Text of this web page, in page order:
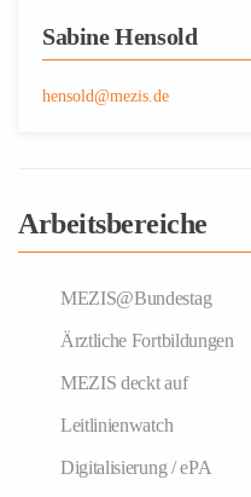
Sabine Hensold
hensold@mezis.de
Arbeitsbereiche
MEZIS@Bundestag
Ärztliche Fortbildungen
MEZIS deckt auf
Leitlinienwatch
Digitalisierung / ePA